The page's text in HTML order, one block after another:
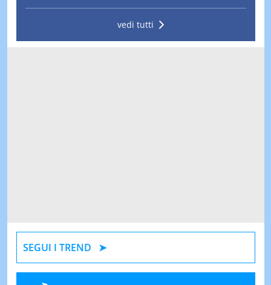
vedi tutti
SEGUI I TREND